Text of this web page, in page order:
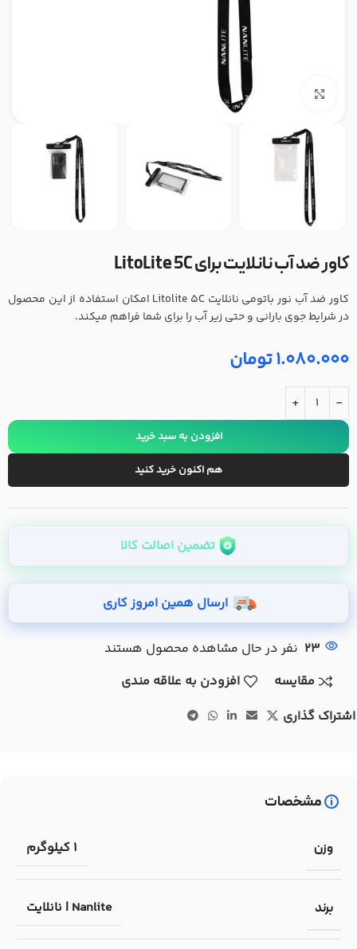
بزرگنمایی تصویر
کاور ضد آب نانلایت برای LitoLite 5C
کاور ضد آب نور باتومی نانلایت Litolite 5C امکان استفاده از این محصول
در شرایط جوی بارانی و حتی زیر آب را برای شما فراهم میکند.
1.080.000تومان
-
+
افزودن به سبد خرید
هم اکنون خرید کنید
تضمین اصالت کالا
ارسال همین امروز کاری
23 نفر در حال مشاهده محصول هستند
مقایسه
افزودن به علاقه مندی
اشتراک گذاری
مشخصات
وزن 1 کیلوگرم
برند Nanlite | نانلایت